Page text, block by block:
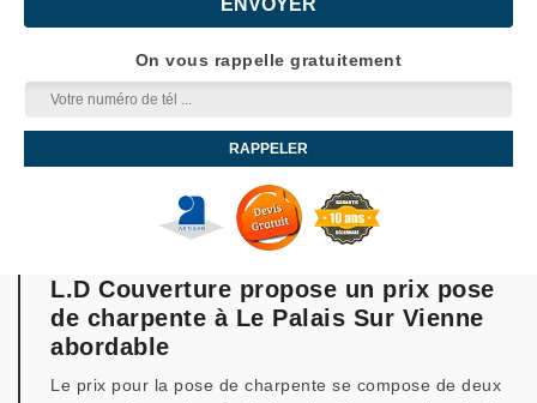
On vous rappelle gratuitement
L.D Couverture propose un prix pose
de charpente à Le Palais Sur Vienne
abordable
Le prix pour la pose de charpente se compose de deux